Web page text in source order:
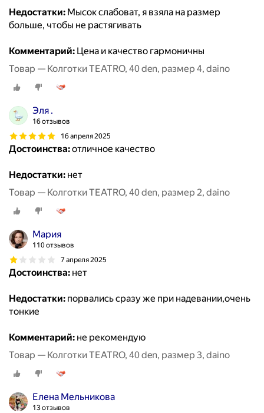
Недостатки: Мысок слабоват, я взяла на размер
больше, чтобы не растягивать
Комментарий: Цена и качество гармоничны
Товар — Колготки TEATRO, 40 den, размер 4, daino
Эля .
16 отзывов
16 апреля 2025
Достоинства:отличное качество
Недостатки: нет
Товар — Колготки TEATRO, 40 den, размер 2, daino
Мария
110 отзывов
7 апреля 2025
Достоинства: нет
Недостатки: порвались сразу же при надевании,очень
тонкие
Комментарий: не рекомендую
Товар — Колготки TEATRO, 40 den, размер 3, daino
Елена Мельникова
13 отзывов